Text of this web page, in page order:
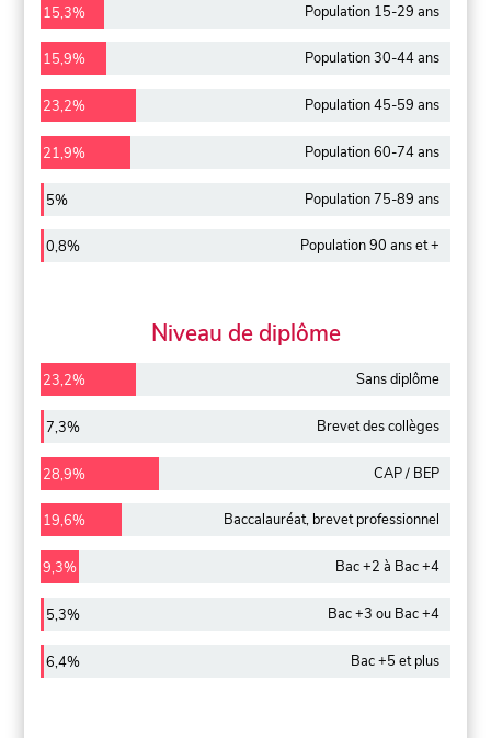
15,3% Population 15-29 ans
15,9% Population 30-44 ans
23,2% Population 45-59 ans
21,9% Population 60-74 ans
5% Population 75-89 ans
0,8% Population 90 ans et +
Niveau de diplôme
23,2% Sans diplôme
7,3% Brevet des collèges
28,9% CAP / BEP
19,6% Baccalauréat, brevet professionnel
9,3% Bac +2 à Bac +4
5,3% Bac +3 ou Bac +4
6,4% Bac +5 et plus